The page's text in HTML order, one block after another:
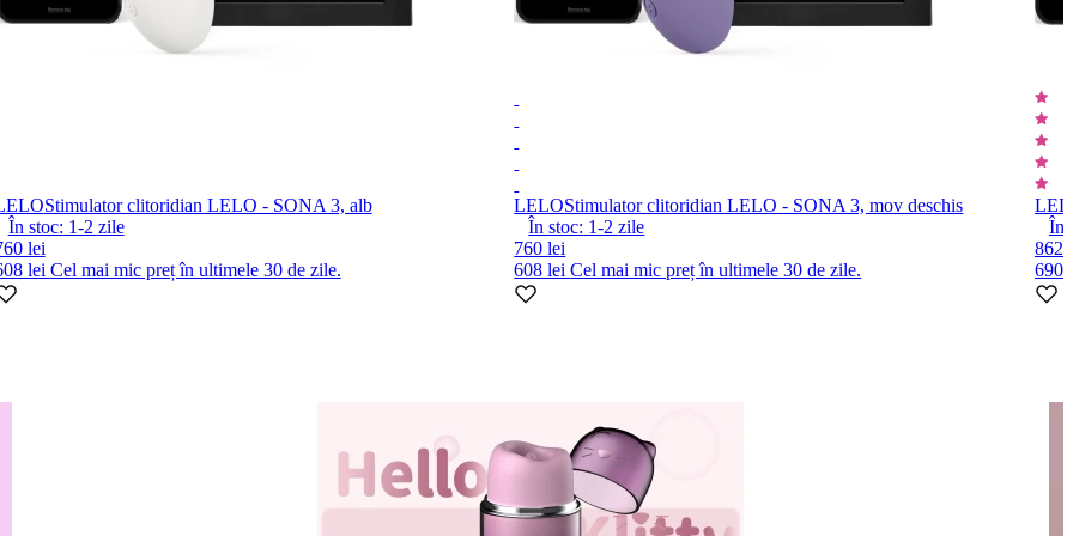
Stimulator clitoridian LELO - SONA 3, alb
În stoc: 1-2 zile
lei
lei Cel mai mic preț în ultimele 30 de zile.
LELOStimulator clitoridian LELO - SONA 3, mov deschis
În stoc: 1-2zile
760 lei
608 leiCel mai mic preț în ultimele 30 de zile.
În
862
690